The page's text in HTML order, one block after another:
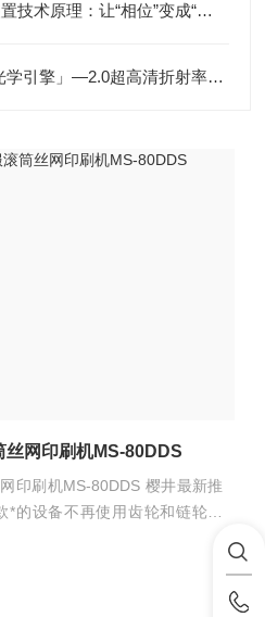
KOBRA-WX位相差測定装置技术原理：让“相位”变成“光强”
日本HOYA豪雅「高折射光学引擎」—2.0超高清折射率-总代理藤田光学
网印刷机MS-80DDS
印刷机MS-80DDS 樱井最新推
*的设备不再使用齿轮和链轮结
于操作，即使对于难处理的材